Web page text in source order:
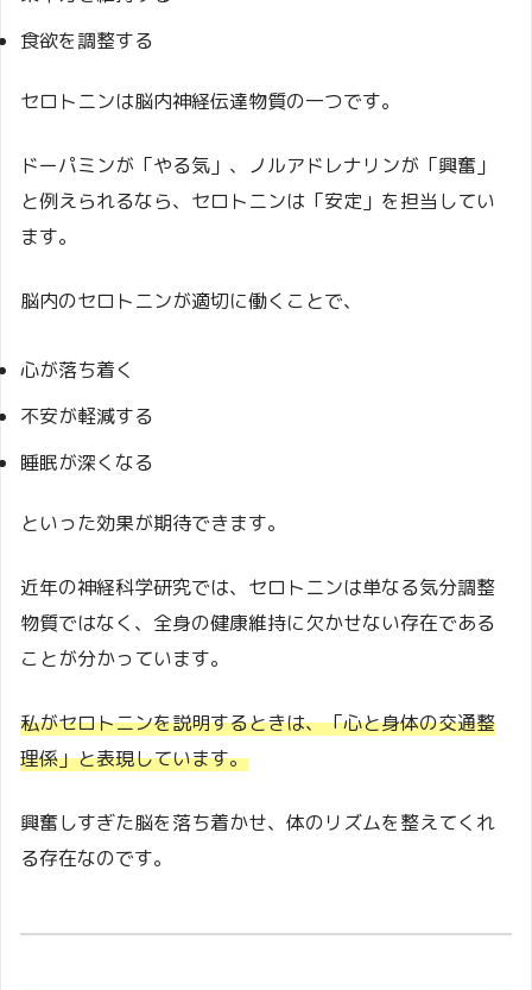
食欲を調整する
セロトニンは脳内神経伝達物質の一つです。
ドーパミンが「やる気」、ノルアドレナリンが「興奮」
と例えられるなら、セロトニンは「安定」を担当してい
ます。
脳内のセロトニンが適切に働くことで、
心が落ち着く
不安が軽減する
睡眠が深くなる
といった効果が期待できます。
近年の神経科学研究では、セロトニンは単なる気分調整
物質ではなく、全身の健康維持に欠かせない存在である
ことが分かっています。
私がセロトニンを説明するときは、「心と身体の交通整
理係」と表現しています。
興奮しすぎた脳を落ち着かせ、体のリズムを整えてくれ
る存在なのです。